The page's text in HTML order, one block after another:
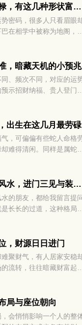
会借助生肖与五行的说
合相伴一生。不少属马女
的异性最为相配，下面
面相学下巴藏福禄，有这几种形状富贵不愁
密码，很多人只看眉眼
在相学中被称为地阁，
学下巴藏福禄，有这几
哪些下巴天生带财，赶紧
，暗藏天机的小预兆
、频次不同，对应的运
示招财纳福、贵人登门
接住好运。想知道自己
兆还是凶兆？赶紧往下
出生在这几月最劳碌
，可偏偏有些蛇人命格
难得清闲。同样是属蛇
肖蛇里藏着 “苦命蛇”，
关，很多人到中年才恍
蛇，出生在这几月最劳碌
完下文你就一清二楚了
门厅过道装修与风水，进门三见与装修避坑指南
的朋友，都给我留言提
长长的过道，这种格局
顺着大家关心的这点，
和相关风水讲究。
，财源日日进门
聚财气，有人居家安稳
流转，往往暗藏财富起
准方位理顺气场，才能
，家宅风水布局到位，财
如何打造招财旺运的居
局与座位朝向
会悄悄影响一个人的整